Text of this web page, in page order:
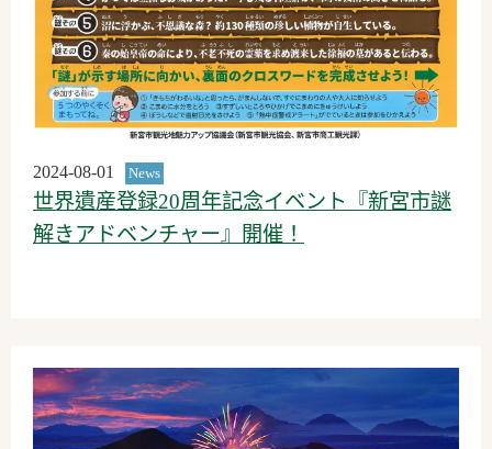
2024-08-01 News
世界遺産登録20周年記念イベント『新宮市謎
解きアドベンチャー』開催！